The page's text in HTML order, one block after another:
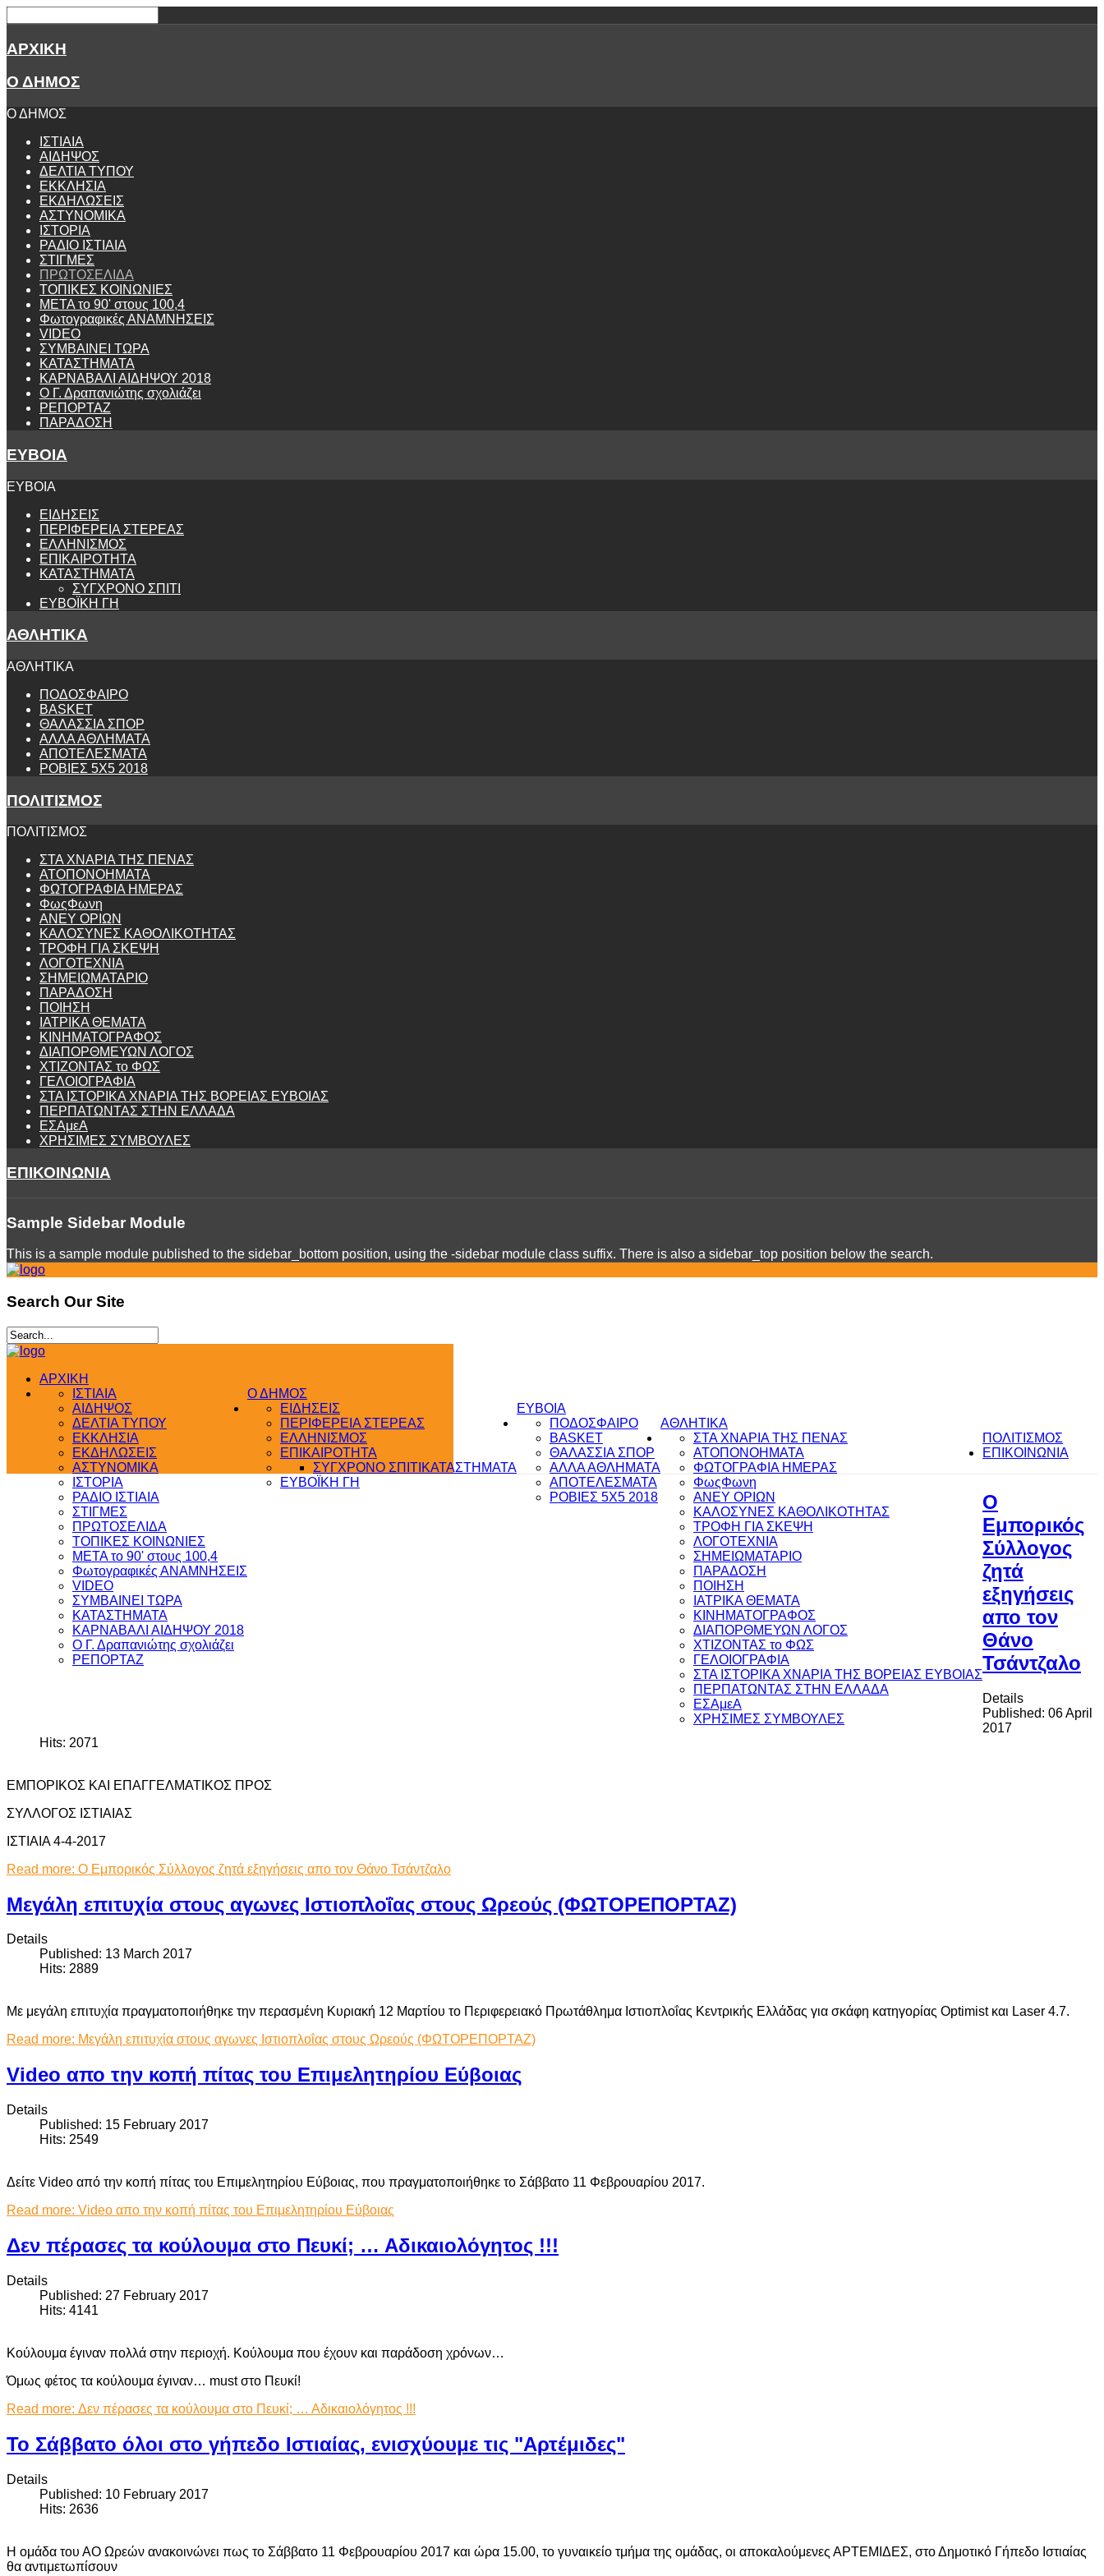
ΑΡΧΙΚΗ
Ο ΔΗΜΟΣ
Ο ΔΗΜΟΣ
ΙΣΤΙΑΙΑ
ΑΙΔΗΨΟΣ
ΔΕΛΤΙΑ ΤΥΠΟΥ
ΕΚΚΛΗΣΙΑ
ΕΚΔΗΛΩΣΕΙΣ
ΑΣΤΥΝΟΜΙΚΑ
ΙΣΤΟΡΙΑ
ΡΑΔΙΟ ΙΣΤΙΑΙΑ
ΣΤΙΓΜΕΣ
ΠΡΩΤΟΣΕΛΙΔΑ
ΤΟΠΙΚΕΣ ΚΟΙΝΩΝΙΕΣ
ΜΕΤΑ το 90' στους 100,4
Φωτογραφικές ΑΝΑΜΝΗΣΕΙΣ
VIDEO
ΣΥΜΒΑΙΝΕΙ ΤΩΡΑ
ΚΑΤΑΣΤΗΜΑΤΑ
ΚΑΡΝΑΒΑΛΙ ΑΙΔΗΨΟΥ 2018
Ο Γ. Δραπανιώτης σχολιάζει
ΡΕΠΟΡΤΑΖ
ΠΑΡΑΔΟΣΗ
ΕΥΒΟΙΑ
ΕΥΒΟΙΑ
ΕΙΔΗΣΕΙΣ
ΠΕΡΙΦΕΡΕΙΑ ΣΤΕΡΕΑΣ
ΕΛΛΗΝΙΣΜΟΣ
ΕΠΙΚΑΙΡΟΤΗΤΑ
ΚΑΤΑΣΤΗΜΑΤΑ
ΣΥΓΧΡΟΝΟ ΣΠΙΤΙ
ΕΥΒΟΪΚΗ ΓΗ
ΑΘΛΗΤΙΚΑ
ΑΘΛΗΤΙΚΑ
ΠΟΔΟΣΦΑΙΡΟ
BASKET
ΘΑΛΑΣΣΙΑ ΣΠΟΡ
ΑΛΛΑ ΑΘΛΗΜΑΤΑ
ΑΠΟΤΕΛΕΣΜΑΤΑ
ΡΟΒΙΕΣ 5Χ5 2018
ΠΟΛΙΤΙΣΜΟΣ
ΠΟΛΙΤΙΣΜΟΣ
ΣΤΑ ΧΝΑΡΙΑ ΤΗΣ ΠΕΝΑΣ
ΑΤΟΠΟΝΟΗΜΑΤΑ
ΦΩΤΟΓΡΑΦΙΑ ΗΜΕΡΑΣ
ΦωςΦωνη
ANEY ΟΡΙΩΝ
ΚΑΛΟΣΥΝΕΣ ΚΑΘΟΛΙΚΟΤΗΤΑΣ
ΤΡΟΦΗ ΓΙΑ ΣΚΕΨΗ
ΛΟΓΟΤΕΧΝΙΑ
ΣΗΜΕΙΩΜΑΤΑΡΙΟ
ΠΑΡΑΔΟΣΗ
ΠΟΙΗΣΗ
ΙΑΤΡΙΚΑ ΘΕΜΑΤΑ
ΚΙΝΗΜΑΤΟΓΡΑΦΟΣ
ΔΙΑΠΟΡΘΜΕΥΩΝ ΛΟΓΟΣ
ΧΤΙΖΟΝΤΑΣ το ΦΩΣ
ΓΕΛΟΙΟΓΡΑΦΙΑ
ΣΤΑ ΙΣΤΟΡΙΚΑ ΧΝΑΡΙΑ ΤΗΣ ΒΟΡΕΙΑΣ ΕΥΒΟΙΑΣ
ΠΕΡΠΑΤΩΝΤΑΣ ΣΤΗΝ ΕΛΛΑΔΑ
ΕΣΑμεΑ
ΧΡΗΣΙΜΕΣ ΣΥΜΒΟΥΛΕΣ
ΕΠΙΚΟΙΝΩΝΙΑ
Sample Sidebar Module
This is a sample module published to the sidebar_bottom position, using the -sidebar module class suffix. There is also a sidebar_top position below the search.
Search Our Site
ΑΡΧΙΚΗ
Ο ΔΗΜΟΣ
ΙΣΤΙΑΙΑ
ΑΙΔΗΨΟΣ
ΔΕΛΤΙΑ ΤΥΠΟΥ
ΕΚΚΛΗΣΙΑ
ΕΚΔΗΛΩΣΕΙΣ
ΑΣΤΥΝΟΜΙΚΑ
ΙΣΤΟΡΙΑ
ΡΑΔΙΟ ΙΣΤΙΑΙΑ
ΣΤΙΓΜΕΣ
ΠΡΩΤΟΣΕΛΙΔΑ
ΤΟΠΙΚΕΣ ΚΟΙΝΩΝΙΕΣ
ΜΕΤΑ το 90' στους 100,4
Φωτογραφικές ΑΝΑΜΝΗΣΕΙΣ
VIDEO
ΣΥΜΒΑΙΝΕΙ ΤΩΡΑ
ΚΑΤΑΣΤΗΜΑΤΑ
ΚΑΡΝΑΒΑΛΙ ΑΙΔΗΨΟΥ 2018
Ο Γ. Δραπανιώτης σχολιάζει
ΡΕΠΟΡΤΑΖ
ΕΥΒΟΙΑ
ΕΙΔΗΣΕΙΣ
ΠΕΡΙΦΕΡΕΙΑ ΣΤΕΡΕΑΣ
ΕΛΛΗΝΙΣΜΟΣ
ΕΠΙΚΑΙΡΟΤΗΤΑ
ΚΑΤΑΣΤΗΜΑΤΑ
ΣΥΓΧΡΟΝΟ ΣΠΙΤΙ
ΕΥΒΟΪΚΗ ΓΗ
ΑΘΛΗΤΙΚΑ
ΠΟΔΟΣΦΑΙΡΟ
BASKET
ΘΑΛΑΣΣΙΑ ΣΠΟΡ
ΑΛΛΑ ΑΘΛΗΜΑΤΑ
ΑΠΟΤΕΛΕΣΜΑΤΑ
ΡΟΒΙΕΣ 5Χ5 2018
ΠΟΛΙΤΙΣΜΟΣ
ΣΤΑ ΧΝΑΡΙΑ ΤΗΣ ΠΕΝΑΣ
ΑΤΟΠΟΝΟΗΜΑΤΑ
ΦΩΤΟΓΡΑΦΙΑ ΗΜΕΡΑΣ
ΦωςΦωνη
ANEY ΟΡΙΩΝ
ΚΑΛΟΣΥΝΕΣ ΚΑΘΟΛΙΚΟΤΗΤΑΣ
ΤΡΟΦΗ ΓΙΑ ΣΚΕΨΗ
ΛΟΓΟΤΕΧΝΙΑ
ΣΗΜΕΙΩΜΑΤΑΡΙΟ
ΠΑΡΑΔΟΣΗ
ΠΟΙΗΣΗ
ΙΑΤΡΙΚΑ ΘΕΜΑΤΑ
ΚΙΝΗΜΑΤΟΓΡΑΦΟΣ
ΔΙΑΠΟΡΘΜΕΥΩΝ ΛΟΓΟΣ
ΧΤΙΖΟΝΤΑΣ το ΦΩΣ
ΓΕΛΟΙΟΓΡΑΦΙΑ
ΣΤΑ ΙΣΤΟΡΙΚΑ ΧΝΑΡΙΑ ΤΗΣ ΒΟΡΕΙΑΣ ΕΥΒΟΙΑΣ
ΠΕΡΠΑΤΩΝΤΑΣ ΣΤΗΝ ΕΛΛΑΔΑ
ΕΣΑμεΑ
ΧΡΗΣΙΜΕΣ ΣΥΜΒΟΥΛΕΣ
ΕΠΙΚΟΙΝΩΝΙΑ
Ο
Εμπορικός
Σύλλογος
ζητά
εξηγήσεις
απο τον
Θάνο
Τσάντζαλο
Details
Published: 06 April
2017
Hits: 2071
ΕΜΠΟΡΙΚΟΣ ΚΑΙ ΕΠΑΓΓΕΛΜΑΤΙΚΟΣ ΠΡΟΣ
ΣΥΛΛΟΓΟΣ ΙΣΤΙΑΙΑΣ
ΙΣΤΙΑΙΑ 4-4-2017
Read more: Ο Εμπορικός Σύλλογος ζητά εξηγήσεις απο τον Θάνο Τσάντζαλο
Μεγάλη επιτυχία στους αγωνες Ιστιοπλοΐας στους Ωρεούς (ΦΩΤΟΡΕΠΟΡΤΑΖ)
Details
Published: 13 March 2017
Hits: 2889
Με μεγάλη επιτυχία πραγματοποιήθηκε την περασμένη Κυριακή 12 Μαρτίου το Περιφερειακό Πρωτάθλημα Ιστιοπλοΐας Κεντρικής Ελλάδας για σκάφη κατηγορίας Optimist και Laser 4.7.
Read more: Μεγάλη επιτυχία στους αγωνες Ιστιοπλοΐας στους Ωρεούς (ΦΩΤΟΡΕΠΟΡΤΑΖ)
Video απο την κοπή πίτας του Επιμελητηρίου Εύβοιας
Details
Published: 15 February 2017
Hits: 2549
Δείτε Video από την κοπή πίτας του Επιμελητηρίου Εύβοιας, που πραγματοποιήθηκε το Σάββατο 11 Φεβρουαρίου 2017.
Read more: Video απο την κοπή πίτας του Επιμελητηρίου Εύβοιας
Δεν πέρασες τα κούλουμα στο Πευκί; … Αδικαιολόγητος !!!
Details
Published: 27 February 2017
Hits: 4141
Κούλουμα έγιναν πολλά στην περιοχή. Κούλουμα που έχουν και παράδοση χρόνων…
Όμως φέτος τα κούλουμα έγιναν… must στο Πευκί!
Read more: Δεν πέρασες τα κούλουμα στο Πευκί; … Αδικαιολόγητος !!!
Το Σάββατο όλοι στο γήπεδο Ιστιαίας, ενισχύουμε τις "Αρτέμιδες"
Details
Published: 10 February 2017
Hits: 2636
Η ομάδα του ΑΟ Ωρεών ανακοινώνει πως το Σάββατο 11 Φεβρουαρίου 2017 και ώρα 15.00, το γυναικείο τμήμα της ομάδας, οι αποκαλούμενες ΑΡΤΕΜΙΔΕΣ, στο Δημοτικό Γήπεδο Ιστιαίας
θα αντιμετωπίσουν